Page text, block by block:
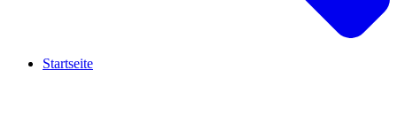
Startseite